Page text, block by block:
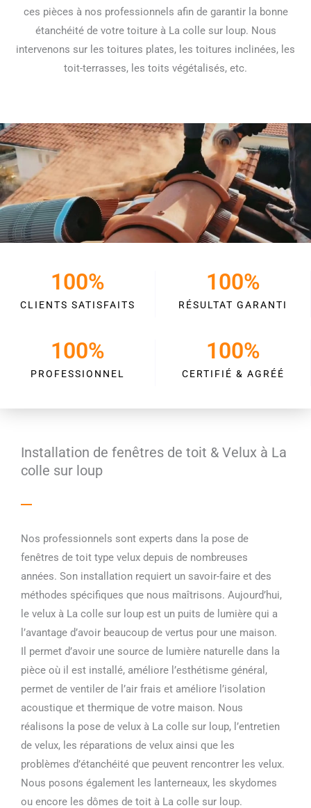
ces pièces à nos professionnels afin de garantir la bonne
étanchéité de votre toiture à La colle sur loup. Nous
intervenons sur les toitures plates, les toitures inclinées, les
toit-terrasses, les toits végétalisés, etc.
CLIENTS SATISFAITS
100%
RÉSULTAT GARANTI
100%
PROFESSIONNEL
100%
CERTIFIÉ & AGRÉÉ
100%
Installation de fenêtres de toit & Velux à La
colle sur loup
Nos professionnels sont experts dans la pose de
fenêtres de toit type velux depuis de nombreuses
années. Son installation requiert un savoir-faire et des
méthodes spécifiques que nous maîtrisons. Aujourd’hui,
le velux à La colle sur loup est un puits de lumière qui a
l’avantage d’avoir beaucoup de vertus pour une maison.
Il permet d’avoir une source de lumière naturelle dans la
pièce où il est installé, améliore l’esthétisme général,
permet de ventiler de l’air frais et améliore l’isolation
acoustique et thermique de votre maison. Nous
réalisons la pose de velux à La colle sur loup, l’entretien
de velux, les réparations de velux ainsi que les
problèmes d’étanchéité que peuvent rencontrer les velux.
Nous posons également les lanterneaux, les skydomes
ou encore les dômes de toit à La colle sur loup.